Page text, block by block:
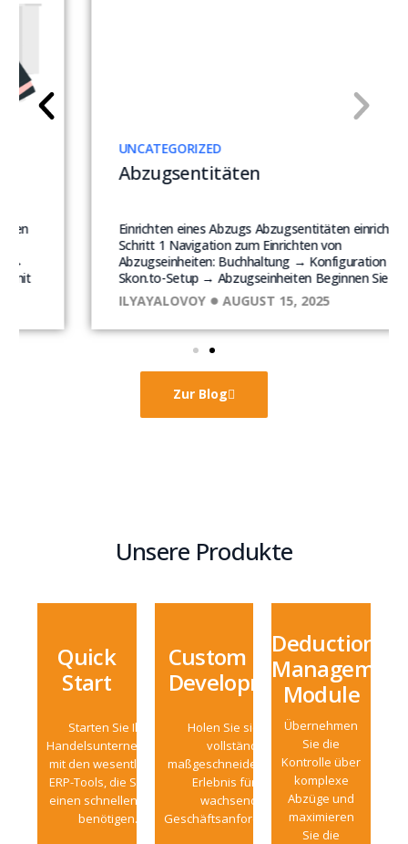
UNCATEGORIZED
Abzugsentitäten
Einrichten eines Abzugs Abzugsentitäten einrichten​
Schritt 1 Navigation zum Einrichten von
Abzugseinheiten: Buchhaltung → Konfiguration →
Skon.to-Setup → Abzugseinheiten Beginnen Sie mit
ILYAYALOVOY
AUGUST 15, 2025
Zur Blog
Unsere Produkte
Quick
Start
Starten Sie Ihr
Handelsunternehmen
mit den wesentlichen
ERP-Tools, die Sie für
einen schnellen Start
benötigen.
Custom
Development
Holen Sie sich ein
vollständig
maßgeschneidertes ERP-
Erlebnis für Ihre
wachsenden
Geschäftsanforderungen.
Deduction
Management
Module
Übernehmen
Sie die
Kontrolle über
komplexe
Abzüge und
maximieren
Sie die